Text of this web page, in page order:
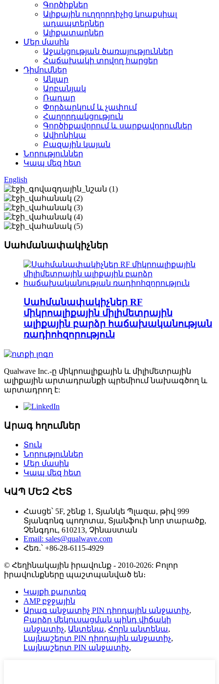
Գործիքներ
Ալիքային ուղղորդիչից կոաքսիալ
ադապտերներ
Ալիքատարներ
Մեր մասին
Աջակցության ծառայություններ
Հաճախակի տրվող հարցեր
Դիմումներ
Անլար
Արբանյակ
Ռադար
Փորձարկում և չափում
Հաղորդակցություն
Գործիքավորում և սարքավորումներ
Ավիոնիկա
Բազային կայան
Նորություններ
Կապ մեզ հետ
English
Սահմանափակիչներ
Սահմանափակիչներ RF
միկրոալիքային միլիմետրային
ալիքային բարձր հաճախականության
ռադիոհզորություն
Qualwave Inc.-ը միկրոալիքային և միլիմետրային
ալիքային արտադրանքի պրեմիում նախագծող և
արտադրող է:
Արագ հղումներ
Տուն
Նորություններ
Մեր մասին
Կապ մեզ հետ
ԿԱՊ ՄԵԶ ՀԵՏ
Հասցե՝ 5F, շենք 1, Տյանկե Պլազա, թիվ 999
Տյանգոնգ պողոտա, Տյանֆուի նոր տարածք,
Չենգդու, 610213, Չինաստան
Email: sales@qualwave.com
Հեռ․՝ +86-28-6115-4929
© Հեղինակային իրավունք - 2010-2026: Բոլոր
իրավունքները պաշտպանված են։
Կայքի քարտեզ
AMP բջջային
Արագ անջատիչ PIN դիոդային անջատիչ,
Բարձր մեկուսացման պինդ վիճակի
անջատիչ, Անտենա, Հորն անտենա,
Լայնաշերտ PIN դիոդային անջատիչ,
Լայնաշերտ PIN անջատիչ,